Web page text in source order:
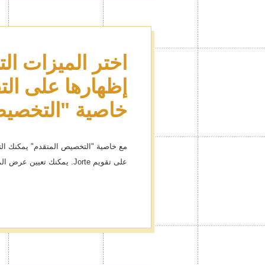
اختر الميزات
إظهارها على
خاصية
مع خاصية "التخصيص المتقدم" يمكنك
على تقويم Jorte. يمكنك تعيين عرض المزايا كي تلائم احتياجاتك!
تمتع بالكثير من
البريميوم